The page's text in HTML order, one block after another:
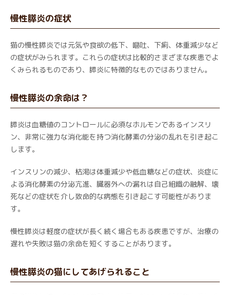
慢性膵炎の症状
猫の慢性膵炎では元気や食欲の低下、嘔吐、下痢、体重減少など
の症状がみられます。これらの症状は比較的さまざまな疾患でよ
くみられるものであり、膵炎に特徴的なものではありません。
慢性膵炎の余命は？
膵炎は血糖値のコントロールに必須なホルモンであるインスリ
ン、非常に強力な消化能を持つ消化酵素の分泌の乱れを引き起こ
します。
インスリンの減少、枯渇は体重減少や低血糖などの症状、炎症に
よる消化酵素の分泌亢進、臓器外への漏れは自己組織の融解、壊
死などの症状を介し致命的な病態を引き起こす可能性がありま
す。
慢性膵炎は軽度の症状が長く続く場合もある疾患ですが、治療の
遅れや失敗は猫の余命を短くすることがあります。
慢性膵炎の猫にしてあげられること